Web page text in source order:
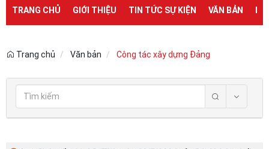
TRANG CHỦ GIỚI THIỆU TIN TỨC SỰ KIỆN VĂN BẢN
Trang chủ Văn bản Công tác xây dựng Đảng